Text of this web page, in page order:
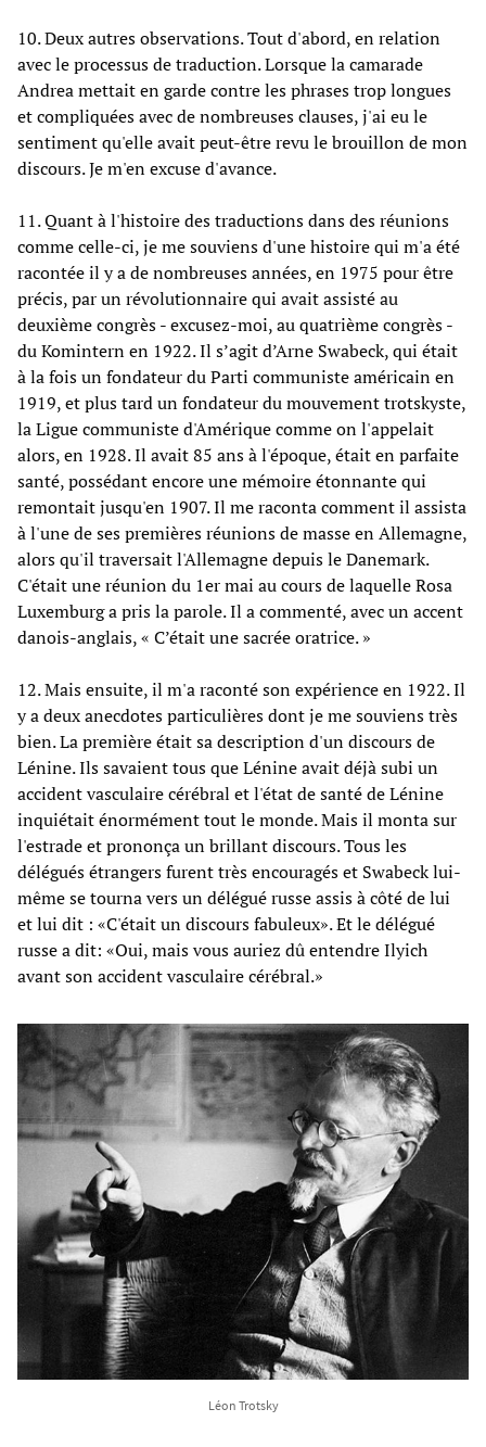
10. Deux autres observations. Tout d'abord, en relation
avec le processus de traduction. Lorsque la camarade
Andrea mettait en garde contre les phrases trop longues
et compliquées avec de nombreuses clauses, j'ai eu le
sentiment qu'elle avait peut-être revu le brouillon de mon
discours. Je m'en excuse d'avance.
11. Quant à l'histoire des traductions dans des réunions
comme celle-ci, je me souviens d'une histoire qui m'a été
racontée il y a de nombreuses années, en 1975 pour être
précis, par un révolutionnaire qui avait assisté au
deuxième congrès - excusez-moi, au quatrième congrès -
du Komintern en 1922. Il s’agit d’Arne Swabeck, qui était
à la fois un fondateur du Parti communiste américain en
1919, et plus tard un fondateur du mouvement trotskyste,
la Ligue communiste d'Amérique comme on l'appelait
alors, en 1928. Il avait 85 ans à l'époque, était en parfaite
santé, possédant encore une mémoire étonnante qui
remontait jusqu'en 1907. Il me raconta comment il assista
à l'une de ses premières réunions de masse en Allemagne,
alors qu'il traversait l'Allemagne depuis le Danemark.
C'était une réunion du 1er mai au cours de laquelle Rosa
Luxemburg a pris la parole. Il a commenté, avec un accent
danois-anglais, « C’était une sacrée oratrice. »
12. Mais ensuite, il m'a raconté son expérience en 1922. Il
y a deux anecdotes particulières dont je me souviens très
bien. La première était sa description d'un discours de
Lénine. Ils savaient tous que Lénine avait déjà subi un
accident vasculaire cérébral et l'état de santé de Lénine
inquiétait énormément tout le monde. Mais il monta sur
l'estrade et prononça un brillant discours. Tous les
délégués étrangers furent très encouragés et Swabeck lui-
même se tourna vers un délégué russe assis à côté de lui
et lui dit : «C'était un discours fabuleux». Et le délégué
russe a dit: «Oui, mais vous auriez dû entendre Ilyich
avant son accident vasculaire cérébral.»
Léon Trotsky